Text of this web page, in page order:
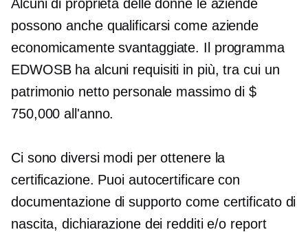
Alcunidi proprietà delle donnele aziende
possono anche qualificarsi come aziende
economicamente svantaggiate. Il programma
EDWOSB ha alcuni requisiti in più, tra cui un
patrimonio netto personale massimo di $
750,000 all'anno.
Ci sono diversi modi per ottenere la
certificazione. Puoi autocertificarecon
documentazione di supporto come certificato di
nascita, dichiarazione dei redditi e/o report